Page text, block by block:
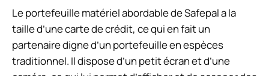
Le portefeuille matériel abordable de Safepal a la
taille d’une carte de crédit, ce qui en fait un
partenaire digne d’un portefeuille en espèces
traditionnel. Il dispose d’un petit écran et d’une